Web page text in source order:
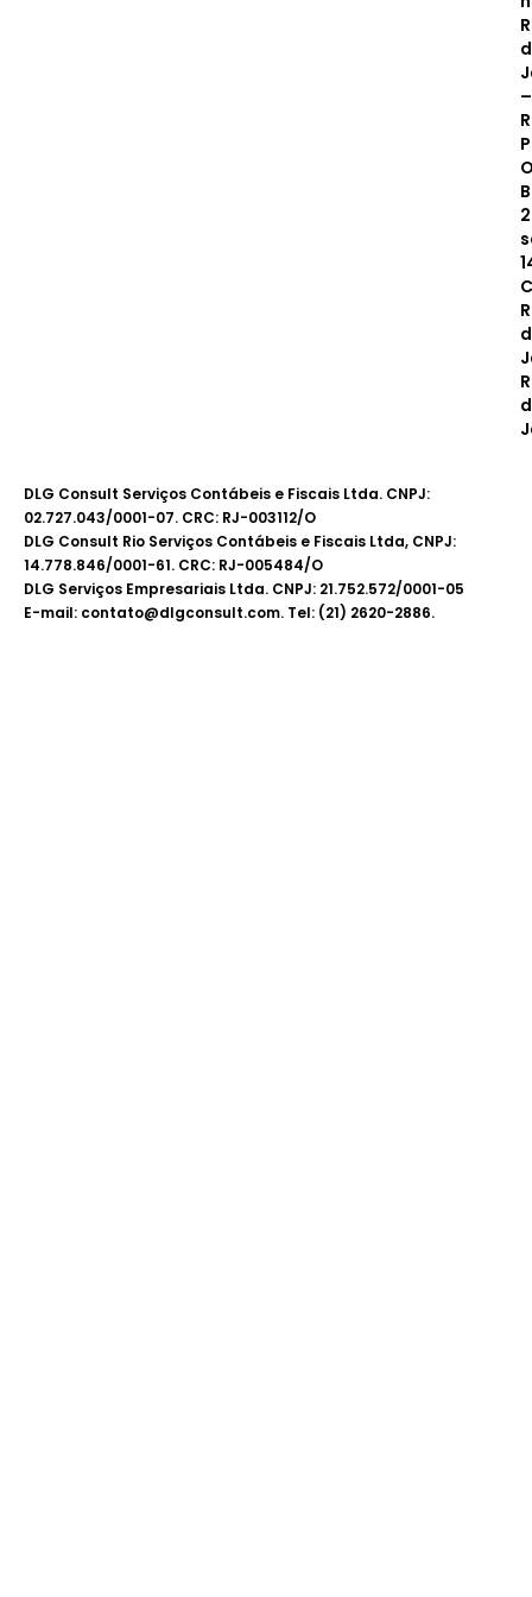
–
DLG Consult Serviços Contábeis e Fiscais Ltda. CNPJ:
02.727.043/0001-07. CRC: RJ-003112/O
DLG Consult Rio Serviços Contábeis e Fiscais Ltda, CNPJ:
14.778.846/0001-61. CRC: RJ-005484/O
DLG Serviços Empresariais Ltda. CNPJ: 21.752.572/0001-05
E-mail: contato@dlgconsult.com. Tel: (21) 2620-2886.